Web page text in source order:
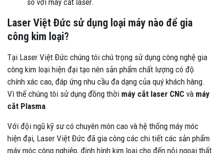
so với máy cắt laser.
Laser Việt Đức sử dụng loại máy nào để gia
công kim loại?
Tại Laser Việt Đức chúng tôi chú trọng sử dụng công nghệ gia
công kim loại hiện đại tạo nên sản phẩm chất lượng có độ
chính xác cao, đáp ứng nhu cầu đa dạng của quý khách hàng.
Vì thế chúng tôi sử dụng đồng thời máy cắt laser CNC và máy
cắt Plasma.
Với đội ngũ kỹ sư có chuyên môn cao và hệ thống máy móc
hiện đại, Laser Việt Đức đã gia công các chi tiết các sản phẩm
máy móc công nghiệp, định hình kim loại cho đến nội ngoại thất